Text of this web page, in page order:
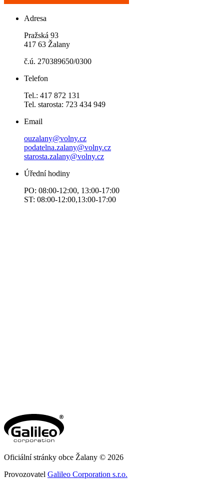
Adresa
Pražská 93
417 63 Žalany
č.ú. 270389650/0300
Telefon
Tel.: 417 872 131
Tel. starosta: 723 434 949
Email
ouzalany@volny.cz
podatelna.zalany@volny.cz
starosta.zalany@volny.cz
Úřední hodiny
PO: 08:00-12:00, 13:00-17:00
ST: 08:00-12:00,13:00-17:00
Oficiální stránky obce Žalany © 2026
Provozovatel Galileo Corporation s.r.o.